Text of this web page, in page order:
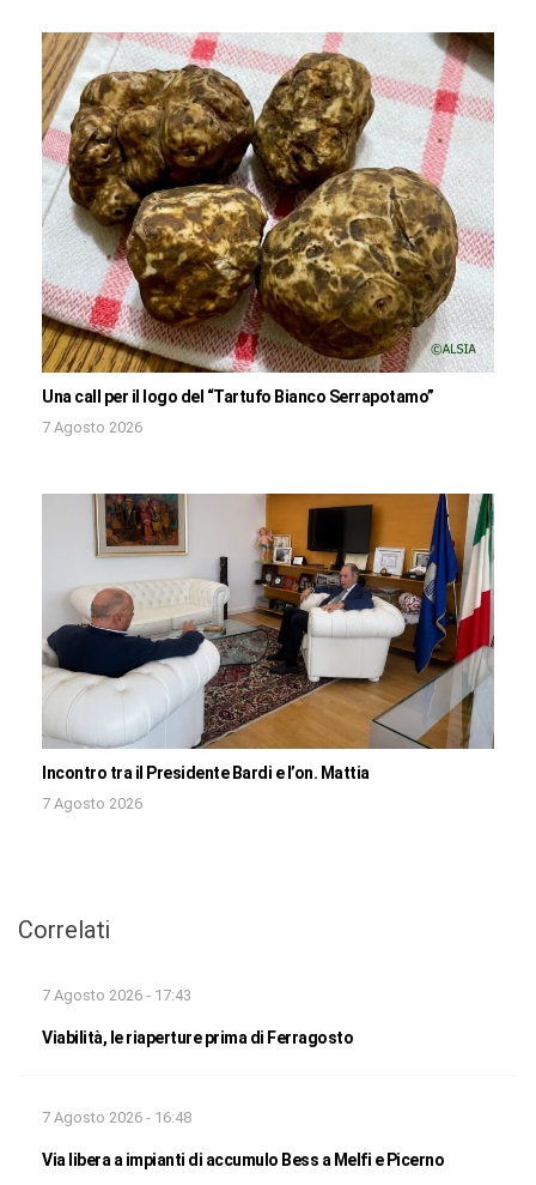
Una call per il logo del “Tartufo Bianco Serrapotamo”
7 Agosto 2026
Incontro tra il Presidente Bardi e l’on. Mattia
7 Agosto 2026
Correlati
7 Agosto 2026 - 17:43
Viabilità, le riaperture prima di Ferragosto
7 Agosto 2026 - 16:48
Via libera a impianti di accumulo Bess a Melfi e Picerno